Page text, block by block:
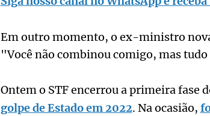
Em outro momento, o ex-ministro
"Você não combinou comigo, mas
Ontem o STF encerrou a primeira fase
golpe de Estado em 2022. Na ocasião,